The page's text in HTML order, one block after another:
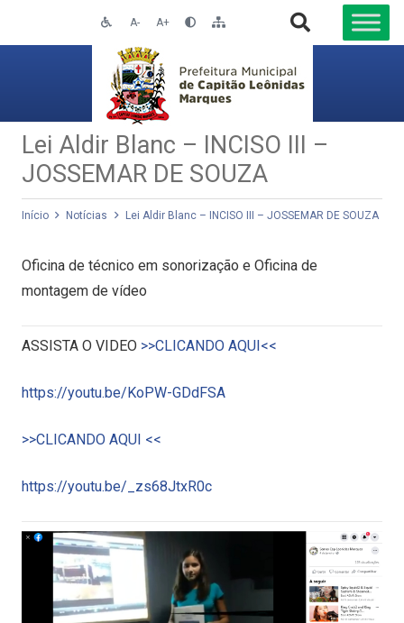
A- A+
Lei Aldir Blanc – INCISO III –
JOSSEMAR DE SOUZA
Início Notícias Lei Aldir Blanc – INCISO III – JOSSEMAR DE SOUZA
Oficina de técnico em sonorização e Oficina de
montagem de vídeo
ASSISTA O VIDEO >>CLICANDO AQUI<<
https://youtu.be/KoPW-GDdFSA
>>CLICANDO AQUI <<
https://youtu.be/_zs68JtxR0c